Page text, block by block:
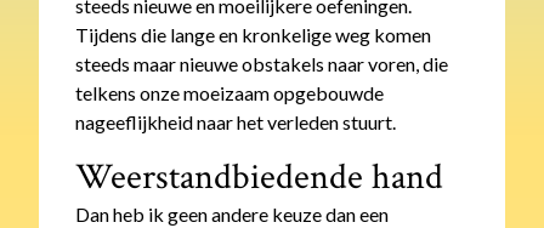
steeds nieuwe en moeilijkere oefeningen.
Tijdens die lange en kronkelige weg komen
steeds maar nieuwe obstakels naar voren, die
telkens onze moeizaam opgebouwde
nageeflijkheid naar het verleden stuurt.
Weerstandbiedende hand
Dan heb ik geen andere keuze dan een